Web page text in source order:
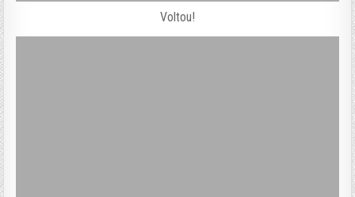
Voltou!